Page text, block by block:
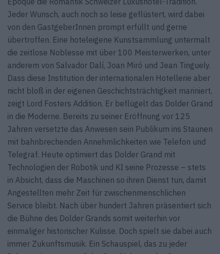
Jeder Wunsch, auch noch so leise geflüstert, wird dabei
von den GastgeberInnen prompt erfüllt und gerne
übertroffen. Eine hoteleigene Kunstsammlung untermalt
die zeitlose Noblesse mit über 100 Meisterwerken, unter
anderem von Salvador Dalí, Joan Miró und Jean Tinguely.
Dass diese Institution der internationalen Hotellerie aber
nicht bloß in der eigenen Geschichtsträchtigkeit mariniert,
zeigt Lord Fosters Addition. Er beflügelt das Dolder Grand
in die Moderne. Bereits zu seiner Eröffnung vor 125
Jahren versetzte das Anwesen sein Publikum ins Staunen
mit bahnbrechenden Annehmlichkeiten wie Telefon und
Telegraf. Heute optimiert das Dolder Grand mit
Technologien der Robotik und KI seine Prozesse – stets
in Absicht, dass die Maschinen so ihren Dienst tun, damit
Angestellten mehr Zeit für zwischenmenschlichen
Service bleibt. Nach über hundert Jahren präsentiert sich
die Bühne des Dolder Grands somit weiterhin vor
einmaliger historischer Kulisse. Doch spielt sie dabei auch
immer Zukunftsmusik. Ein Schauspiel, das zu jeder